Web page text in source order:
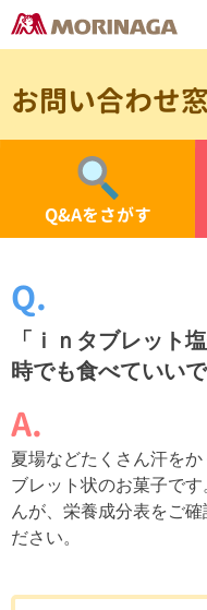
お問い合わせ
Q&Aをさがす
「ｉｎタブレット
時でも食べていい
夏場などたくさん汗を
ブレット状のお菓子で
んが、栄養成分表をご
ださい。